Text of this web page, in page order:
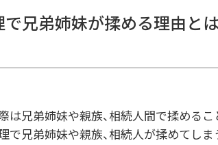
で兄弟姉妹が揉める理由と
は兄弟姉妹や親族、相続人間で揉めるこ
で兄弟姉妹や親族、相続人が揉めてしま